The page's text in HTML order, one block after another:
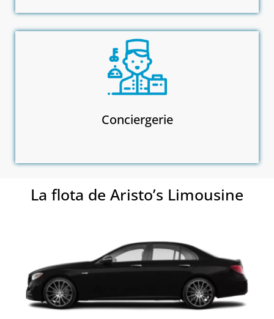
Conciergerie
La flota de Aristo’s Limousine